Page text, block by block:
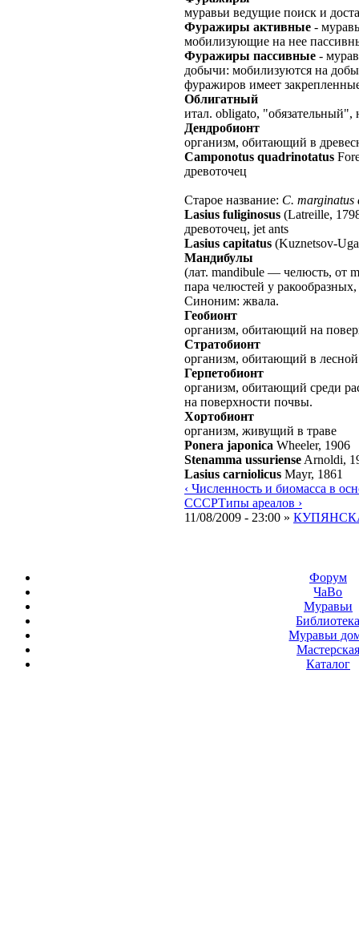
муравьи ведущие поиск и
Фуражиры активные -
мобилизующие на нее
Фуражиры пассивные -
добычи: мобилизуются на
фуражиров имеет
Облигатный
итал. obligato,
Дендробионт
организм, обитающий в
Camponotus quadrinotatus
древоточец
Старое название: C. marginatus
Lasius fuliginosus (Latreille,
древоточец, jet ants
Lasius capitatus (Kuznetsov-
Мандибулы
(лат. mandibule — челюсть, от
пара челюстей у
Синоним: жвала.
Геобионт
организм, обитающий на
Стратобионт
организм, обитающий в
Герпетобионт
организм, обитающий среди
на поверхности почвы.
Хортобионт
организм, живущий в траве
Ponera japonica Wheeler, 1906
Stenamma ussurienseArnoldi,
Lasius carniolicus Mayr, 1861
‹ Численность и биомасса в
СССРТипы ареалов ›
11/08/2009 - 23:00 »
Форум
ЧаВо
Муравьи
Муравьи
Мастерская
Каталог